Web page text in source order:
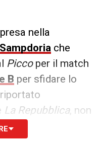
nella
Sampdoriache
Piccoper il match
B per sfidare lo
La Repubblica, non
sulla fascia